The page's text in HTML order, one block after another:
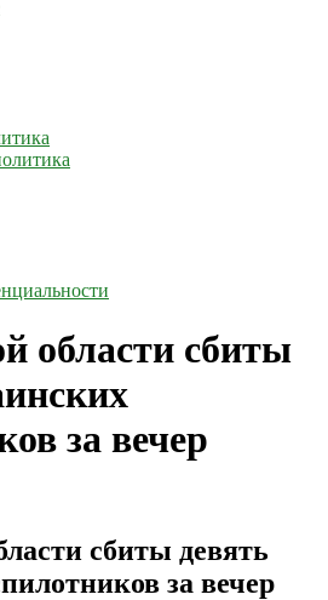
области сбиты
за вечер
сбиты девять
за вечер